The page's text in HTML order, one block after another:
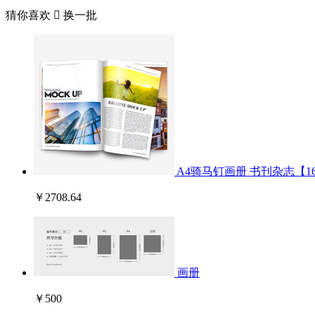
猜你喜欢  换一批
A4骑马钉画册 书刊杂志【
￥2708.64
画册
￥500